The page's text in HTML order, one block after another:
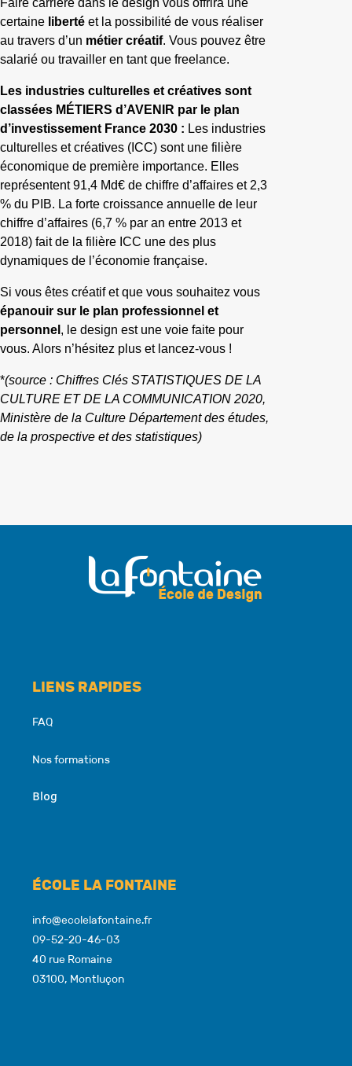
Faire carrière dans le design vous offrira une
certaine liberté et la possibilité de vous réaliser
au travers d’un métier créatif. Vous pouvez être
salarié ou travailler en tant que freelance.
Les industries culturelles et créatives sont
classées MÉTIERS d’AVENIR par le plan
d’investissement France 2030 : Les industries
culturelles et créatives (ICC) sont une filière
économique de première importance. Elles
représentent 91,4 Md€ de chiffre d’affaires et 2,3
% du PIB. La forte croissance annuelle de leur
chiffre d’affaires (6,7 % par an entre 2013 et
2018) fait de la filière ICC une des plus
dynamiques de l’économie française.
Si vous êtes créatif et que vous souhaitez vous
épanouir sur le plan professionnel et
personnel , le design est une voie faite pour
vous. Alors n’hésitez plus et lancez-vous !
*(source : Chiffres Clés STATISTIQUES DE LA
CULTURE ET DE LA COMMUNICATION 2020,
Ministère de la Culture Département des études,
de la prospective et des statistiques)
LIENS RAPIDES
FAQ
Nos formations
Blog
ÉCOLE LA FONTAINE
info@ecolelafontaine.fr
09-52-20-46-03
40 rue Romaine
03100, Montluçon